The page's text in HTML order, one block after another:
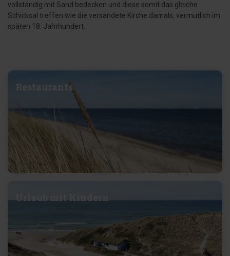
vollständig mit Sand bedecken und diese somit das gleiche
Schicksal treffen wie die versandete Kirche damals, vermutlich im
späten 18. Jahrhundert.
Restaurants
Urlaub mit Kindern